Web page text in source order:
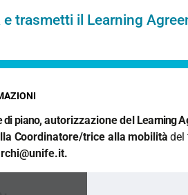
e trasmetti il Learning
di piano, autorizzazionedel Learning
Coordinatore/tricealla mobilità del